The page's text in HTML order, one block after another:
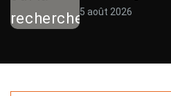
5 août 2026